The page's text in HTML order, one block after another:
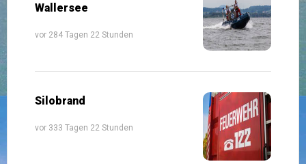
Wallersee
vor 284 Tagen 22 Stunden
Silobrand
vor 333 Tagen 22 Stunden